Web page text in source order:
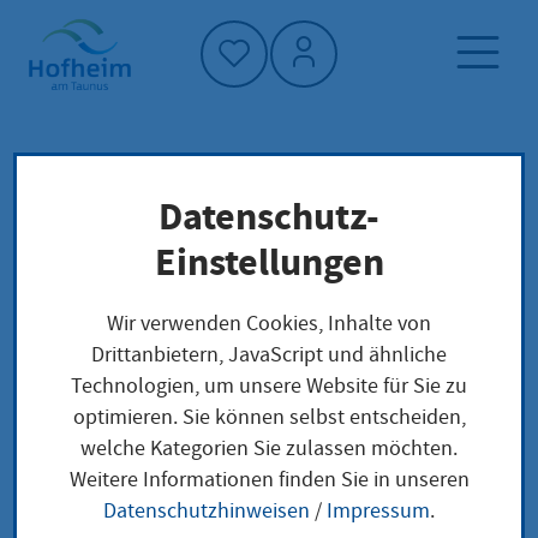
Startseite"
Neuigkeiten und Ausschreibungen
Veranstaltung Detailansicht
Veranstaltung
Detailansicht
Datenschutz-
Einstellungen
Wir verwenden Cookies, Inhalte von
Drittanbietern, JavaScript und ähnliche
Technologien, um unsere Website für Sie zu
optimieren. Sie können selbst entscheiden,
welche Kategorien Sie zulassen möchten.
Weitere Informationen finden Sie in unseren
Datenschutzhinweisen / Impressum.